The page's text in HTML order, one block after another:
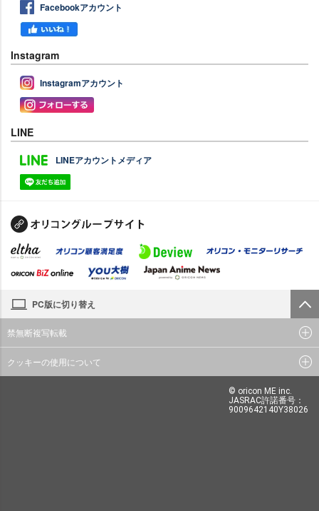
Facebookアカウント
Instagram
Instagramアカウント
LINE
LINEアカウントメディア
PC版に切り替え
禁無断複写転載
クッキーの使用について
© oricon ME inc.
JASRAC許諾番号：
9009642140Y38026